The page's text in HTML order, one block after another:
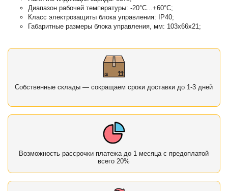
Диапазон рабочей температуры: -20°C...+60°C;
Класс электрозащиты блока управления: IP40;
Габаритные размеры блока управления, мм: 103х66х21;
Собственные склады — сокращаем сроки доставки до 1-3 дней
Возможность рассрочки платежа до 1 месяца с предоплатой
всего 20%